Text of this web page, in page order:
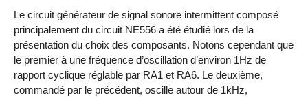
Le circuit générateur de signal sonore intermittent composé
principalement du circuit NE556 a été étudié lors de la
présentation du choix des composants. Notons cependant que
le premier à une fréquence d’oscillation d’environ 1Hz de
rapport cyclique réglable par RA1 et RA6. Le deuxième,
commandé par le précédent, oscille autour de 1kHz,